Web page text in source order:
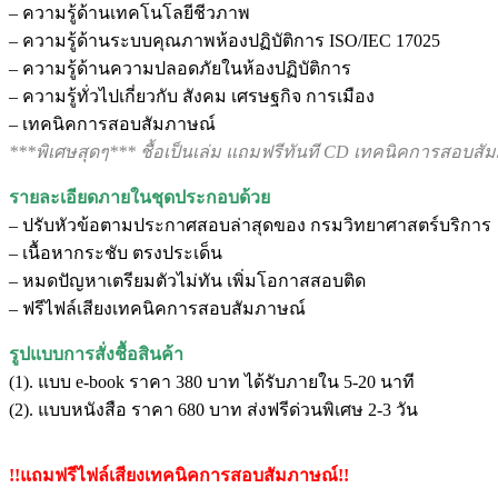
– ความรู้ด้านเทคโนโลยีชีวภาพ
– ความรู้ด้านระบบคุณภาพห้องปฏิบัติการ ISO/IEC 17025
– ความรู้ด้านความปลอดภัยในห้องปฏิบัติการ
– ความรู้ทั่วไปเกี่ยวกับ สังคม เศรษฐกิจ การเมือง
– เทคนิคการสอบสัมภาษณ์
***พิเศษสุดๆ*** ชื้อเป็นเล่ม แถมฟรีทันที CD เทคนิคการสอบสั
รายละเอียดภายในชุดประกอบด้วย
– ปรับหัวข้อตามประกาศสอบล่าสุดของ กรมวิทยาศาสตร์บริการ
– เนื้อหากระชับ ตรงประเด็น
– หมดปัญหาเตรียมตัวไม่ทัน เพิ่มโอกาสสอบติด
– ฟรีไฟล์เสียงเทคนิคการสอบสัมภาษณ์
รูปแบบการสั่งชื้อสินค้า
(1). แบบ e-book ราคา 380 บาท ได้รับภายใน 5-20 นาที
(2). แบบหนังสือ ราคา 680 บาท ส่งฟรีด่วนพิเศษ 2-3 วัน
!!แถมฟรีไฟล์เสียงเทคนิคการสอบสัมภาษณ์!!